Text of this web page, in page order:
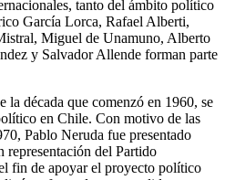
tanto del ámbito político
García Lorca, Rafael Alberti,
Miguel de Unamuno, Alberto
y Salvador Allende forman parte
la década que comenzó en 1960, se
en Chile. Con motivo de las
Pablo Neruda fue presentado
representación del Partido
fin de apoyar el proyecto político